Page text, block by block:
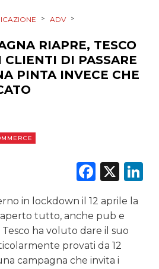
> ADV >
RIAPRE, TESCO
CLIENTI DI PASSARE
PINTA INVECE CHE
X
in lockdown il 12 aprile la
tutto, anche pub e
ha voluto dare il suo
provati da 12
campagna che invita i